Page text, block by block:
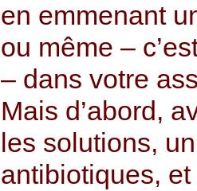
en emmenant
ou même –
– dans votre
Mais d’abord,
les solutions,
antibiotiques,